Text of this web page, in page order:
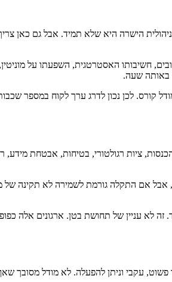
הישרה היא שלא תמיד. אבל גם כאן צריך
חשיבותו האסטרטגית, השפעתו על
באותה שעה.
ציות רגולטורי, בטיחות, אבטחת מידע,
אם התקלה גורמת לשמירה לא תקינה של
זה לא עניין של תחושת בטן. ארגונים אלה
פשוט, עקבי וניתן להפעלה. לא מודל